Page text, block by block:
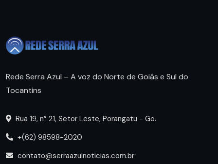
Rede Serra Azul – A voz do Norte de Goiás e Sul do
Tocantins
Rua 19, n° 21, Setor Leste, Porangatu - Go.
+(62) 98598-2020
contato@serraazulnoticias.com.br